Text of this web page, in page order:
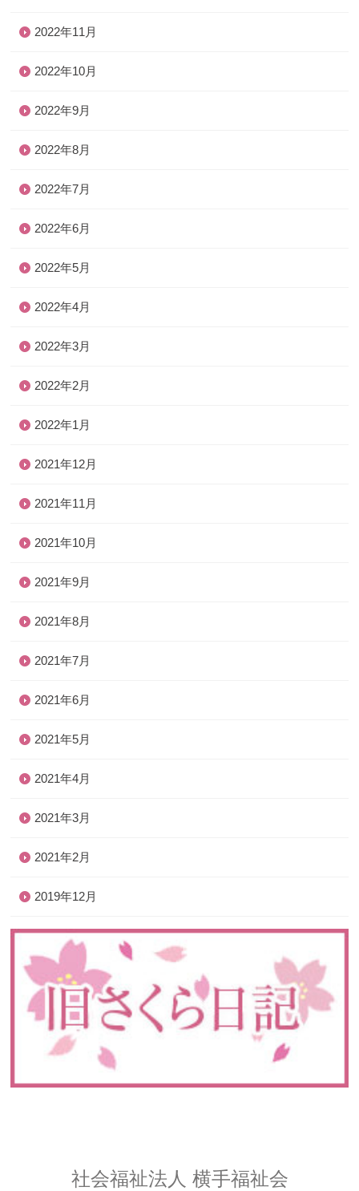
2022年11月
2022年10月
2022年9月
2022年8月
2022年7月
2022年6月
2022年5月
2022年4月
2022年3月
2022年2月
2022年1月
2021年12月
2021年11月
2021年10月
2021年9月
2021年8月
2021年7月
2021年6月
2021年5月
2021年4月
2021年3月
2021年2月
2019年12月
社会福祉法人 横手福祉会